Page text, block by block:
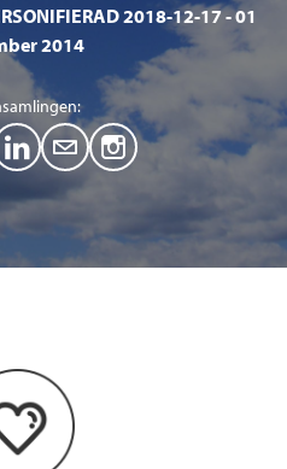
2018-12-17 01
2014
L
i
I
M
a
i